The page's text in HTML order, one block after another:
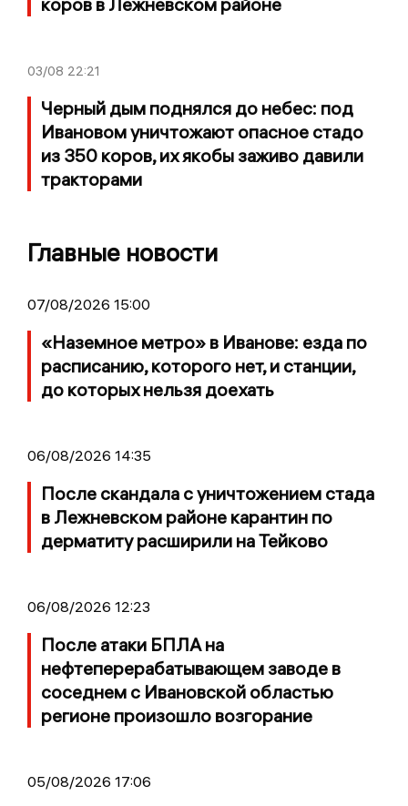
03/08 22:21
Черный дым поднялся до небес: под
Ивановом уничтожают опасное стадо
из 350 коров, их якобы заживо давили
тракторами
Главные новости
07/08/2026 15:00
«Наземное метро» в Иванове: езда по
расписанию, которого нет, и станции,
до которых нельзя доехать
06/08/2026 14:35
После скандала с уничтожением стада
в Лежневском районе карантин по
дерматиту расширили на Тейково
06/08/2026 12:23
После атаки БПЛА на
нефтеперерабатывающем заводе в
соседнем с Ивановской областью
регионе произошло возгорание
05/08/2026 17:06